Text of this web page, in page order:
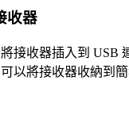
收器
接收器插入到 USB
以將接收器收納到簡